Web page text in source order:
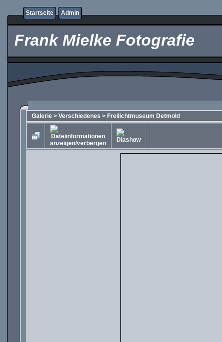
Startseite Admin
Frank Mielke Fotografie
Galerie > Verschiedenes > Freilichtmuseum Detmold